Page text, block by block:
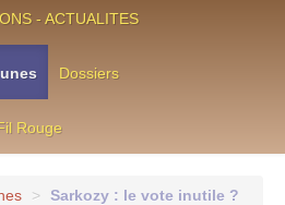
- ACTUALITES
Dossiers
Rouge
> Sarkozy : le vote inutile ?